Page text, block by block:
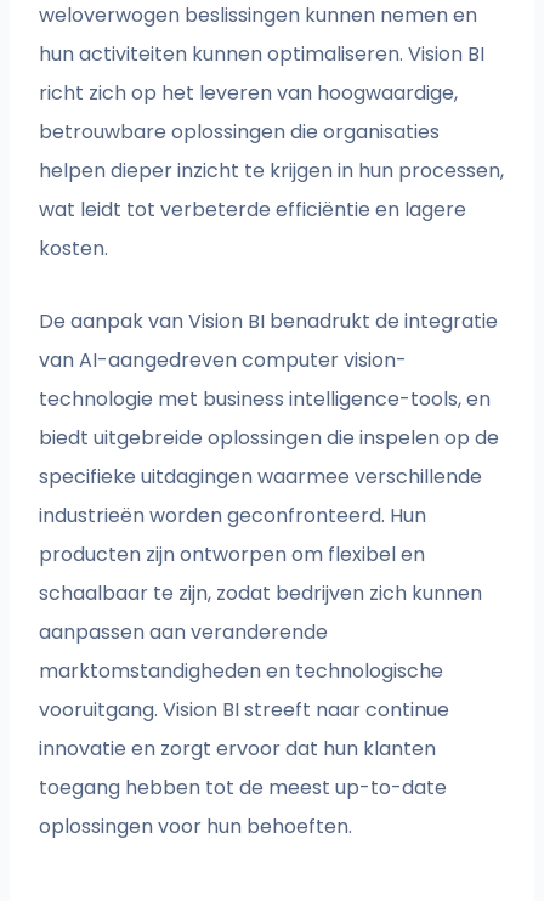
weloverwogen beslissingen kunnen nemen en
hun activiteiten kunnen optimaliseren. Vision BI
richt zich op het leveren van hoogwaardige,
betrouwbare oplossingen die organisaties
helpen dieper inzicht te krijgen in hun processen,
wat leidt tot verbeterde efficiëntie en lagere
kosten.
De aanpak van Vision BI benadrukt de integratie
van AI-aangedreven computer vision-
technologie met business intelligence-tools, en
biedt uitgebreide oplossingen die inspelen op de
specifieke uitdagingen waarmee verschillende
industrieën worden geconfronteerd. Hun
producten zijn ontworpen om flexibel en
schaalbaar te zijn, zodat bedrijven zich kunnen
aanpassen aan veranderende
marktomstandigheden en technologische
vooruitgang. Vision BI streeft naar continue
innovatie en zorgt ervoor dat hun klanten
toegang hebben tot de meest up-to-date
oplossingen voor hun behoeften.